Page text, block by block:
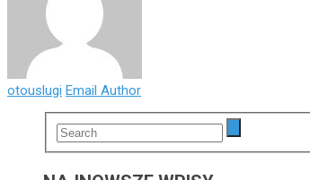
otouslugi Email Author